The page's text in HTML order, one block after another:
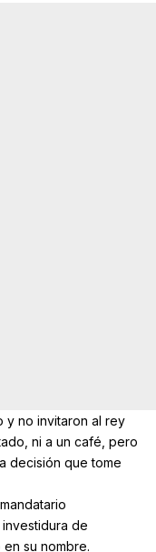
y no invitaron al rey
ni a un café, pero
decisión que tome
de
su nombre.